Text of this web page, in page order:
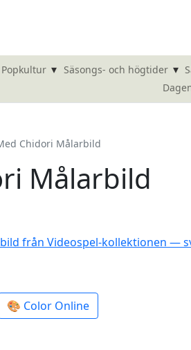
Popkultur ▾ Säsongs- och högtider ▾
Chidori Målarbild
Målarbild
🎨 Color Online